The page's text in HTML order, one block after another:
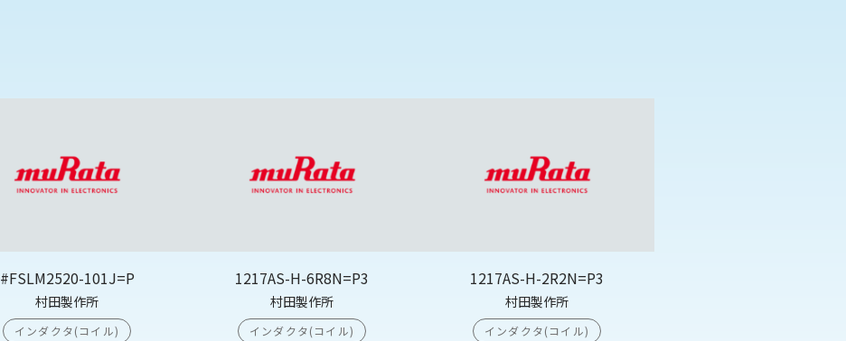
#FSLM2520-101J=P
村田製作所
インダクタ(コイル)
1217AS-H-6R8N=P3
村田製作所
インダクタ(コイル)
1217AS-H-2R2N=P3
村田製作所
インダクタ(コイル)